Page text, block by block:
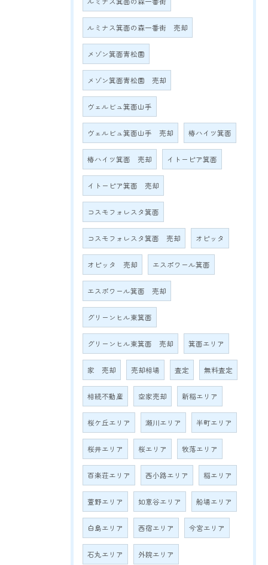
ルミナス箕面の森一番街 売却
メゾン箕面青松園
メゾン箕面青松園 売却
ヴェルビュ箕面山手
ヴェルビュ箕面山手 売却 椿ハイツ箕面
椿ハイツ箕面 売却 イトーピア箕面
イトーピア箕面 売却
コスモフォレスタ箕面
コスモフォレスタ箕面 売却 オピッタ
オピッタ 売却 エスポワール箕面
エスポワール箕面 売却
グリーンヒル東箕面
グリーンヒル東箕面 売却 箕面エリア
家 売却 売却相場 査定 無料査定
相続不動産 空家売却 新稲エリア
桜ケ丘エリア 瀬川エリア 半町エリア
桜井エリア 桜エリア 牧落エリア
百楽荘エリア 西小路エリア 稲エリア
萱野エリア 如意谷エリア 船場エリア
白島エリア 西宿エリア 今宮エリア
石丸エリア 外院エリア